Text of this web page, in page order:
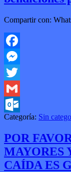
Compartir con:
Facebook
Messenger
Twitter
Gmail
Outlook.com
Categoría: Sin
POR
MAYORES
CAÍDA ES